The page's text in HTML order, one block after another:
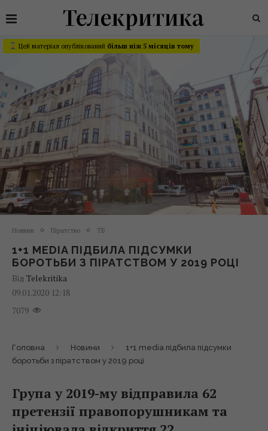
Цей матеріал опублікований більш ніж 5 місяців тому
Новини Піратство ТБ
1+1 MEDIA ПІДБИЛА ПІДСУМКИ
БОРОТЬБИ З ПІРАТСТВОМ У 2019 РОЦІ
Від Telekritika
09.01.2020 12:18
7079
Головна Новини
1+1 media підбила підсумки
боротьби з піратством у 2019 році
Група у 2019-му відправила 62
претензії правопорушникам та